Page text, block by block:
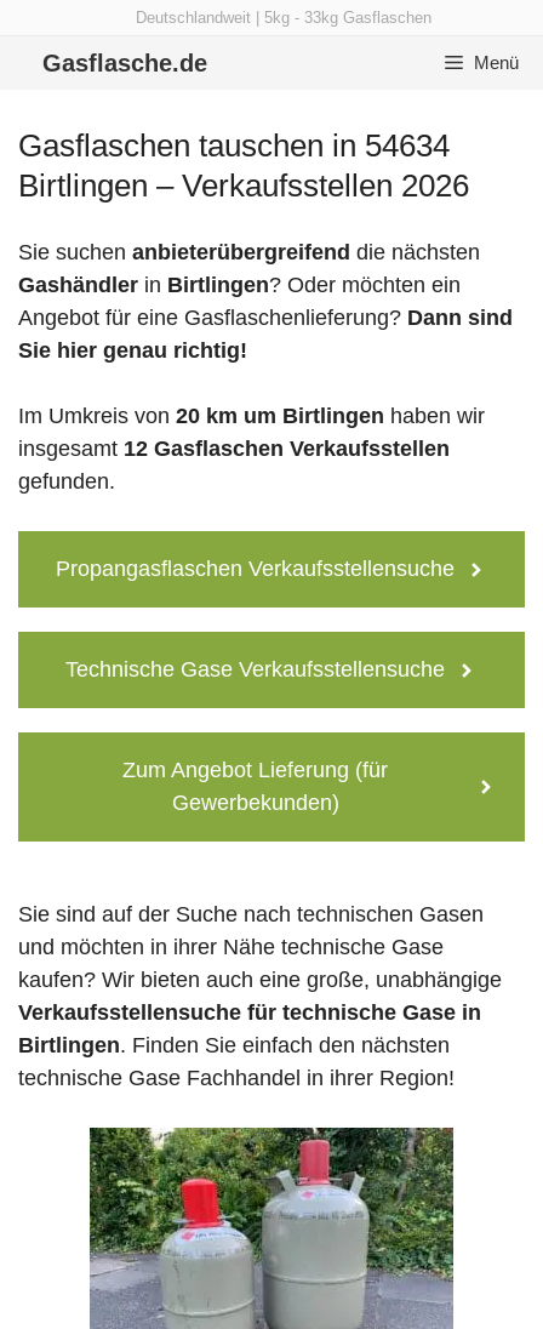
Deutschlandweit | 5kg - 33kg Gasflaschen
Gasflasche.de Menü
Gasflaschen tauschen in 54634
Birtlingen – Verkaufsstellen 2026
Sie suchen anbieterübergreifend die nächsten
Gashändler in Birtlingen? Oder möchten ein
Angebot für eine Gasflaschenlieferung? Dann sind
Sie hier genau richtig!
Im Umkreis von 20 km um Birtlingen haben wir
insgesamt 12 Gasflaschen Verkaufsstellen
gefunden.
Propangasflaschen Verkaufsstellensuche
Technische Gase Verkaufsstellensuche
Zum Angebot Lieferung (für
Gewerbekunden)
Sie sind auf der Suche nach technischen Gasen
und möchten in ihrer Nähe technische Gase
kaufen? Wir bieten auch eine große, unabhängige
Verkaufsstellensuche für technische Gase in
Birtlingen. Finden Sie einfach den nächsten
technische Gase Fachhandel in ihrer Region!